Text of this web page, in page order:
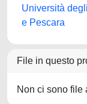
Università
e Pescara
File in questo
Non ci sono file